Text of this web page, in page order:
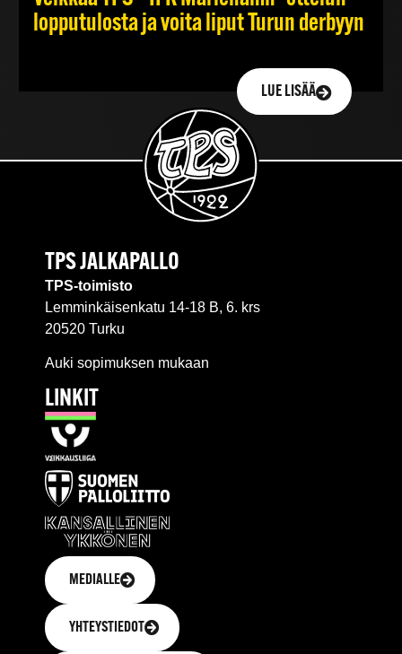
lopputulosta ja voita liput Turun derbyyn
LUE LISÄÄ
TPS JALKAPALLO
TPS-toimisto
Lemminkäisenkatu 14-18 B, 6. krs
20520 Turku
Auki sopimuksen mukaan
LINKIT
MEDIALLE
YHTEYSTIEDOT